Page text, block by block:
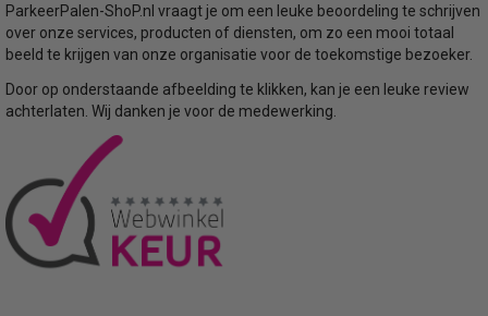
ParkeerPalen-ShoP.nl vraagt je om een leuke beoordeling te schrijven
over onze services, producten of diensten, om zo een mooi totaal
beeld te krijgen van onze organisatie voor de toekomstige bezoeker.
Door op onderstaande afbeelding te klikken, kan je een leuke review
achterlaten. Wij danken je voor de medewerking.